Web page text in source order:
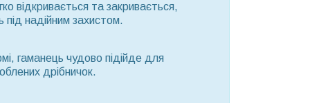
відкривається та закривається,
надійним захистом.
гаманець чудово підійде для
дрібничок.